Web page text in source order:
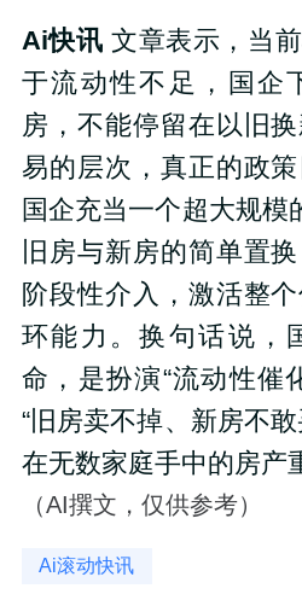
Ai快讯 文章表示，当
于流动性不足，国企
房，不能停留在以旧
易的层次，真正的政
国企充当一个超大规模
旧房与新房的简单置
阶段性介入，激活整
环能力。换句话说，
命，是扮演“流动性催
“旧房卖不掉、新房不
在无数家庭手中的房产
（AI撰文，仅供参考）
Ai滚动快讯